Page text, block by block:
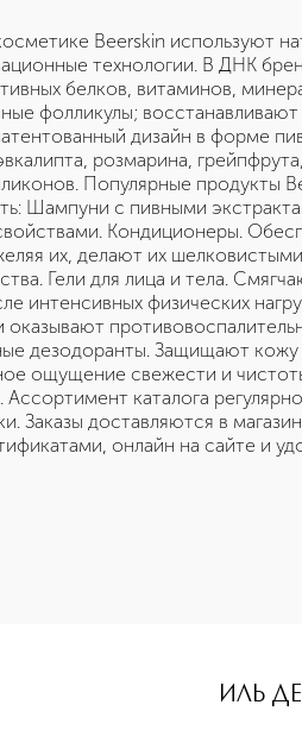
Beerskin используют
технологии. В ДНК
белков, витаминов,
фолликулы;
дизайн в форме
розмарина,
Популярные продукты
Шампуни с пивными
Кондиционеры.
их, делают их
Гели для лица и тела.
интенсивных физических
дезодоранты. Защищают
ощущение свежести и
каталога
доставляются в
онлайн на сайте и
ИЛЬ